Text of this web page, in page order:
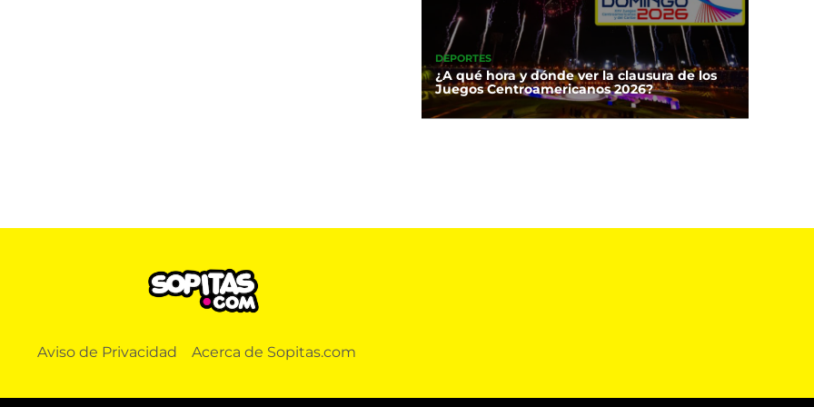
DEPORTES
¿A qué hora y dónde ver la clausura de los
Juegos Centroamericanos 2026?
Aviso de Privacidad Acerca de Sopitas.com